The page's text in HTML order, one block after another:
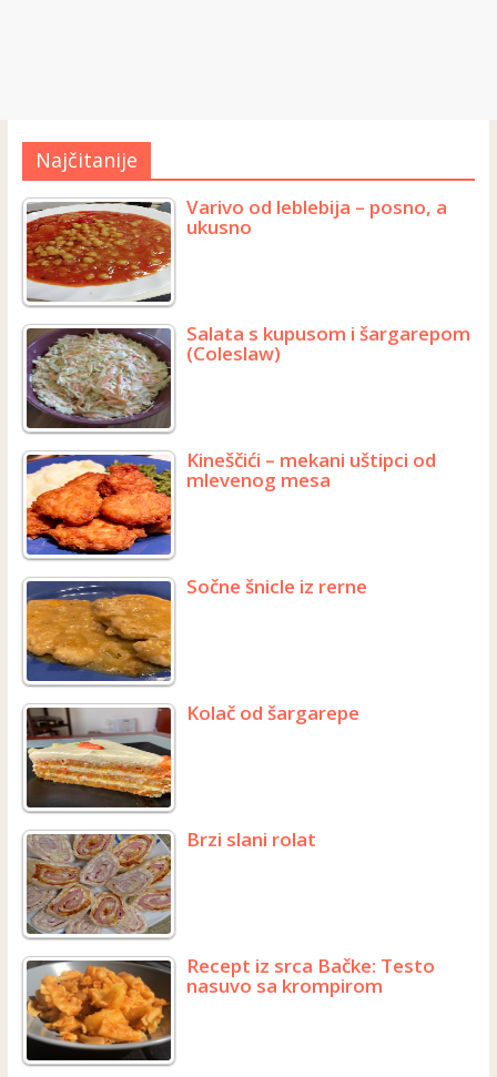
Najčitanije
Varivo od leblebija – posno, a
ukusno
Salata s kupusom i šargarepom
(Coleslaw)
Kineščići – mekani uštipci od
mlevenog mesa
Sočne šnicle iz rerne
Kolač od šargarepe
Brzi slani rolat
Recept iz srca Bačke: Testo
nasuvo sa krompirom